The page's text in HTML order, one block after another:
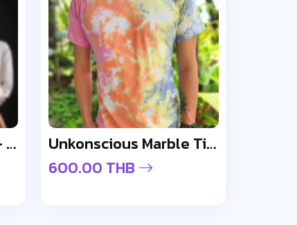
EDM Addicts T Shirts - Design 3
Unkonscious Marble Tie-Dye Unisex Shirt
600.00 THB